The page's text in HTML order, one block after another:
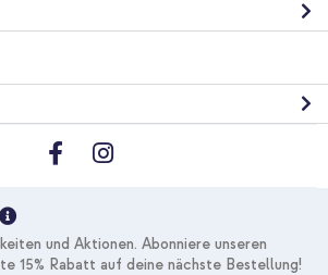
und Aktionen. Abonniere unseren
15% Rabatt auf deine nächste Bestellung!